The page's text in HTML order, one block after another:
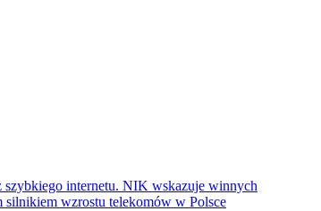
szybkiego internetu. NIK wskazuje winnych
silnikiem wzrostu telekomów w Polsce